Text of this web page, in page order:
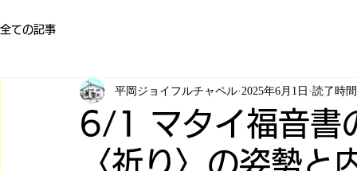
全ての記事
6/1 マタイ福音書
〈祈り〉の姿勢と
平岡ジョイフルチャペル 2025年6月1日 読了時